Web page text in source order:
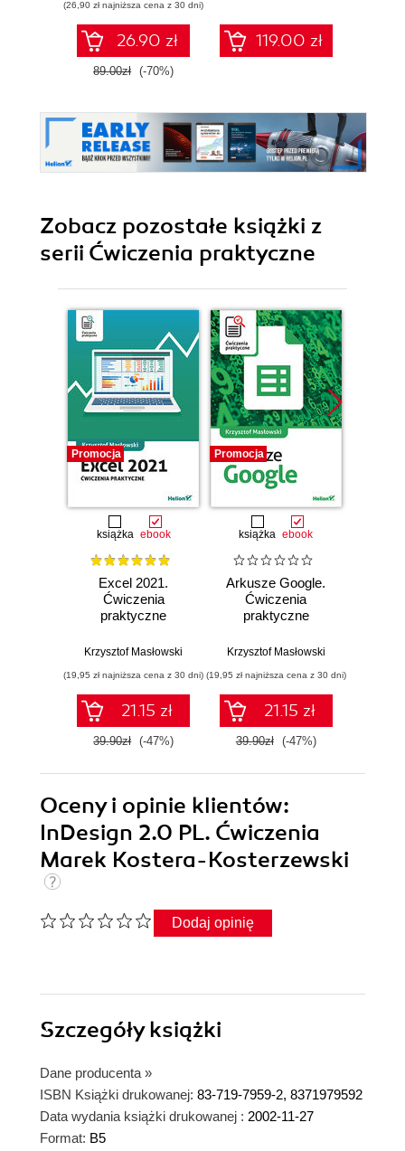
(26,90 zł najniższa cena z 30 dni)
26.90 zł
89.00zł (-70%)
119.00 zł
Zobacz pozostałe książki z
serii Ćwiczenia praktyczne
Promocja
książka ebook
Excel 2021.
Ćwiczenia
praktyczne
Krzysztof Masłowski
(19,95 zł najniższa cena z 30 dni)
21.15 zł
39.90zł (-47%)
Promocja
książka ebook
Arkusze Google.
Ćwiczenia
praktyczne
Krzysztof Masłowski
(19,95 zł najniższa cena z 30 dni)
21.15 zł
39.90zł (-47%)
Oceny i opinie klientów:
InDesign 2.0 PL. Ćwiczenia
Marek Kostera-Kosterzewski
Dodaj opinię
Szczegółyksiążki
Dane producenta »
ISBN Książki drukowanej: 83-719-7959-2, 8371979592
Data wydania książki drukowanej : 2002-11-27
Format: B5